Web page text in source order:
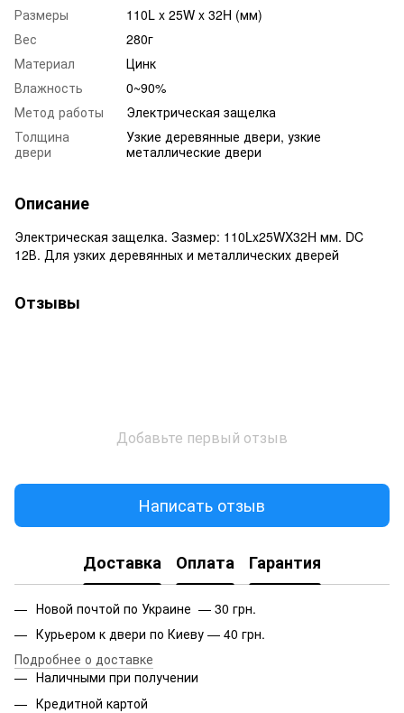
Размеры
110L x 25W x 32H (мм)
Вес
280г
Материал
Цинк
Влажность
0~90%
Метод работы
Электрическая защелка
Толщина
двери
Узкие деревянные двери, узкие
металлические двери
Описание
Электрическая защелка. Зазмер: 110Lx25WX32H мм. DC
12В. Для узких деревянных и металлических дверей
Отзывы
Добавьте первый отзыв
Написать отзыв
Доставка Оплата Гарантия
Новой почтой по Украине — 30 грн.
Курьером к двери по Киеву — 40 грн.
Подробнее о доставке
Наличными при получении
Кредитной картой